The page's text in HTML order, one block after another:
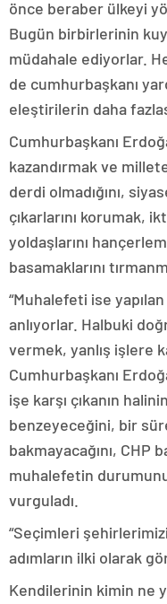
önce beraber ülkeyi
Bugün birbirlerinin
müdahale ediyorlar.
de cumhurbaşkanı
eleştirilerin daha
Cumhurbaşkanı
kazandırmak ve
derdi olmadığını,
çıkarlarını korumak,
yoldaşlarını
basamaklarını
“Muhalefeti ise
anlıyorlar. Halbuki
vermek, yanlış işlere
Cumhurbaşkanı
işe karşı çıkanın
benzeyeceğini, bir
bakmayacağını, CHP
muhalefetin
vurguladı.
“Seçimleri şehirlerimizi
adımların ilki olarak
Kendilerinin kimin ne